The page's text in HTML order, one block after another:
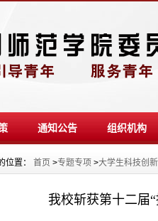
通知公告 组织机构
位置： 首页 >专题专项 >大学生科技创新
我校斩获第十二届